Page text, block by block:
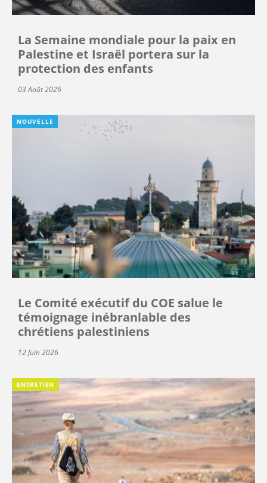
La Semaine mondiale pour la paix en
Palestine et Israël portera sur la
protection des enfants
03 Août 2026
NOUVELLE
Le Comité exécutif du COE salue le
témoignage inébranlable des
chrétiens palestiniens
12 Juin 2026
ENTRETIEN